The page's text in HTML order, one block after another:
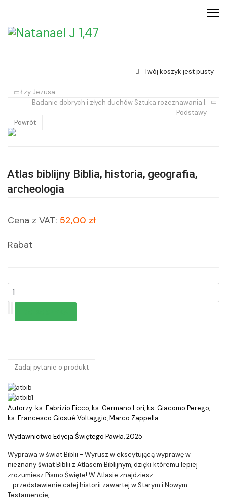
Twój koszyk jest pusty
Łzy Jezusa
Badanie dobrych i złych duchów Sztuka rozeznawania I.
Podstawy
Powrót
Atlas biblijny Biblia, historia, geografia,
archeologia
Cena z VAT: 52,00 zł
Rabat
Zadaj pytanie o produkt
Autorzy: ks. Fabrizio Ficco, ks. Germano Lori, ks. Giacomo Perego,
ks. Francesco Giosué Voltaggio, Marco Zappella
Wydawnictwo Edycja Świętego Pawła, 2025
Wyprawa w świat Biblii - Wyrusz w ekscytującą wyprawę w
nieznany świat Biblii z Atlasem Biblijnym, dzięki któremu lepiej
zrozumiesz Pismo Święte! W Atlasie znajdziesz:
- przedstawienie całej historii zawartej w Starym i Nowym
Testamencie,